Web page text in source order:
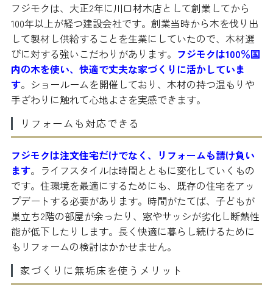
フジモクは、大正2年に川口材木店として創業してから
100年以上が経つ建設会社です。創業当時から木を伐り出
して製材し供給することを生業にしていたので、木材選
びに対する強いこだわりがあります。 フジモクは100％国
内の木を使い、快適で丈夫な家づくりに活かしていま
す。ショールームを開催しており、木材の持つ温もりや
手ざわりに触れて心地よさを実感できます。
リフォームも対応できる
フジモクは注文住宅だけでなく、リフォームも請け負い
ます。ライフスタイルは時間とともに変化していくもの
です。住環境を最適にするためにも、既存の住宅をアッ
プデートする必要があります。時間がたてば、子どもが
巣立ち2階の部屋が余ったり、窓やサッシが劣化し断熱性
能が低下したりします。長く快適に暮らし続けるために
もリフォームの検討はかかせません。
家づくりに無垢床を使うメリット